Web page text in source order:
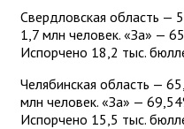
Свердловская область —
1,7 млн человек. «За» —
Испорчено 18,2 тыс.
Челябинская область —
млн человек. «За» —
Испорчено 15,5 тыс.